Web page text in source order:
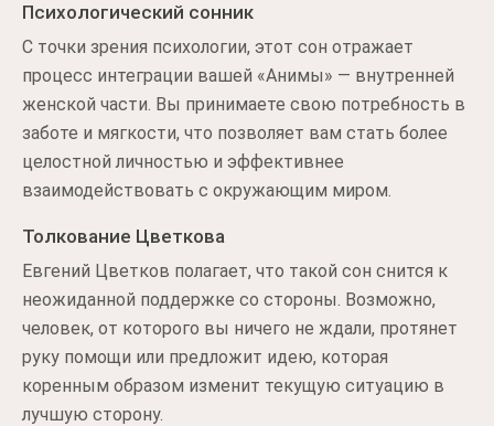
Психологический сонник
С точки зрения психологии, этот сон отражает
процесс интеграции вашей «Анимы» — внутренней
женской части. Вы принимаете свою потребность в
заботе и мягкости, что позволяет вам стать более
целостной личностью и эффективнее
взаимодействовать с окружающим миром.
Толкование Цветкова
Евгений Цветков полагает, что такой сон снится к
неожиданной поддержке со стороны. Возможно,
человек, от которого вы ничего не ждали, протянет
руку помощи или предложит идею, которая
коренным образом изменит текущую ситуацию в
лучшую сторону.